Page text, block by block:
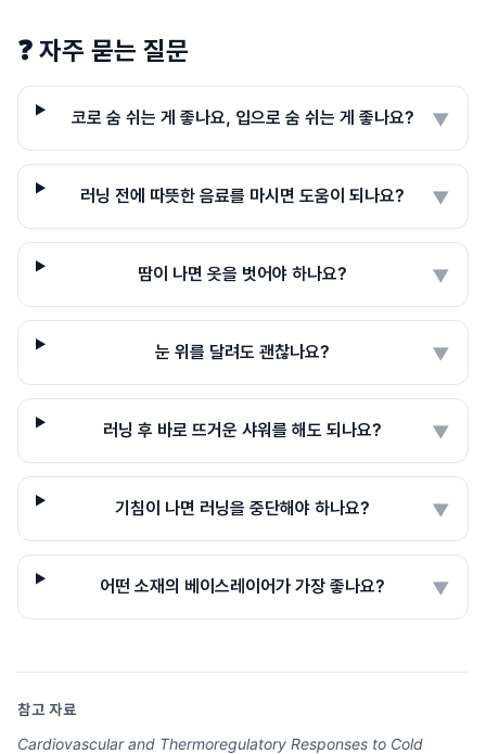
❓ 자주 묻는 질문
코로 숨 쉬는 게 좋나요, 입으로 숨 쉬는 게 좋나요? ▼
러닝 전에 따뜻한 음료를 마시면 도움이 되나요? ▼
땀이 나면 옷을 벗어야 하나요? ▼
눈 위를 달려도 괜찮나요? ▼
러닝 후 바로 뜨거운 샤워를 해도 되나요? ▼
기침이 나면 러닝을 중단해야 하나요? ▼
어떤 소재의 베이스레이어가 가장 좋나요? ▼
참고 자료
Cardiovascular and Thermoregulatory Responses to Cold